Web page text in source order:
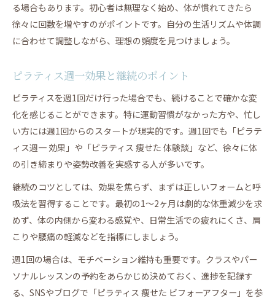
る場合もあります。初心者は無理なく始め、体が慣れてきたら
徐々に回数を増やすのがポイントです。自分の生活リズムや体調
に合わせて調整しながら、理想の頻度を見つけましょう。
ピラティス週一効果と継続のポイント
ピラティスを週1回だけ行った場合でも、続けることで確かな変
化を感じることができます。特に運動習慣がなかった方や、忙し
い方には週1回からのスタートが現実的です。週1回でも「ピラテ
ィス週一 効果」や「ピラティス 痩せた 体験談」など、徐々に体
の引き締まりや姿勢改善を実感する人が多いです。
継続のコツとしては、効果を焦らず、まずは正しいフォームと呼
吸法を習得することです。最初の1〜2ヶ月は劇的な体重減少を求
めず、体の内側から変わる感覚や、日常生活での疲れにくさ、肩
こりや腰痛の軽減などを指標にしましょう。
週1回の場合は、モチベーション維持も重要です。クラスやパー
ソナルレッスンの予約をあらかじめ決めておく、進捗を記録す
る、SNSやブログで「ピラティス 痩せた ビフォーアフター」を参